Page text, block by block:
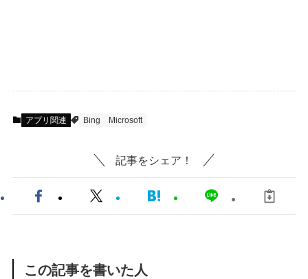
アプリ関連 Bing Microsoft
記事をシェア！
この記事を書いた人